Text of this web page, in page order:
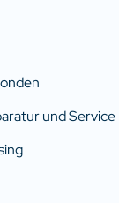
und Service